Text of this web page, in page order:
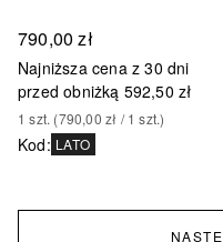
790,00 zł
Najniższa cena z 30 dni
przed obniżką 592,50 zł
1 szt. (790,00 zł / 1 szt.)
Kod: LATO